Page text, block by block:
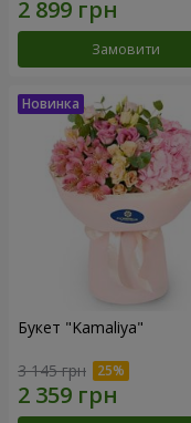
Замовити
Букет "Kamaliya"
3 145 грн